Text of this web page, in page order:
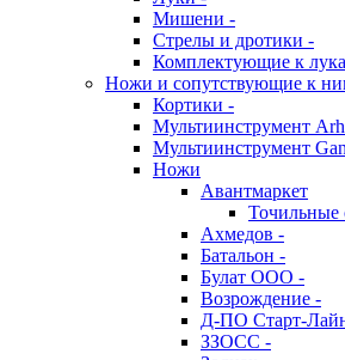
Мишени -
Стрелы и дротики -
Комплектующие к
Ножи и сопутствующие к
Кортики -
Мультиинструмент
Мультиинструмент
Ножи
Авантмаркет
Точильные
Ахмедов -
Батальон -
Булат ООО -
Возрождение -
Д-ПО Старт-
ЗЗОСС -